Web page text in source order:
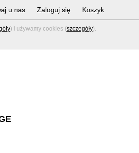
) i używamy cookies (szczegóły).
u nas Zaloguj się Koszyk